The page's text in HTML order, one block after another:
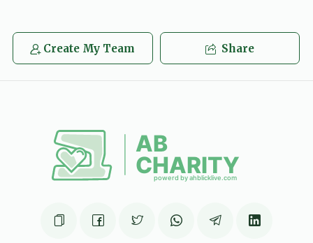
6 months ago $100.00
Create My Team Share